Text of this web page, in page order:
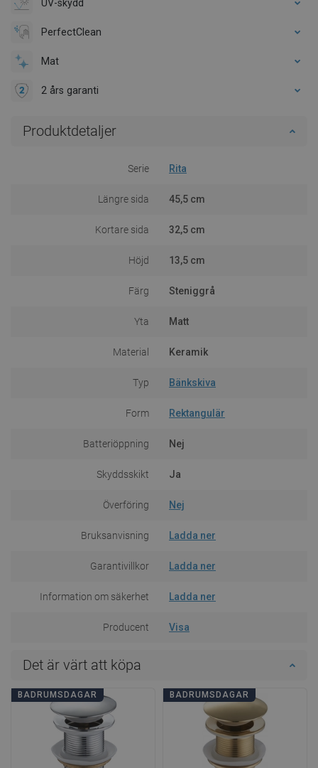
UV-skydd
PerfectClean
Mat
2 års garanti
Produktdetaljer
Serie Rita
Längre sida 45,5 cm
Kortare sida 32,5 cm
Höjd 13,5 cm
Färg Steniggrå
Yta Matt
Material Keramik
Typ Bänkskiva
Form Rektangulär
Batteriöppning Nej
Skyddsskikt Ja
Överföring Nej
Bruksanvisning Ladda ner
Garantivillkor Ladda ner
Information om säkerhet Ladda ner
Producent Visa
Det är värt att köpa
BADRUMSDAGAR BADRUMSDAGAR